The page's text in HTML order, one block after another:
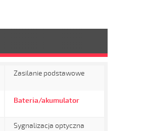
Zasilanie podstawowe
Bateria/akumulator
Sygnalizacja optyczna